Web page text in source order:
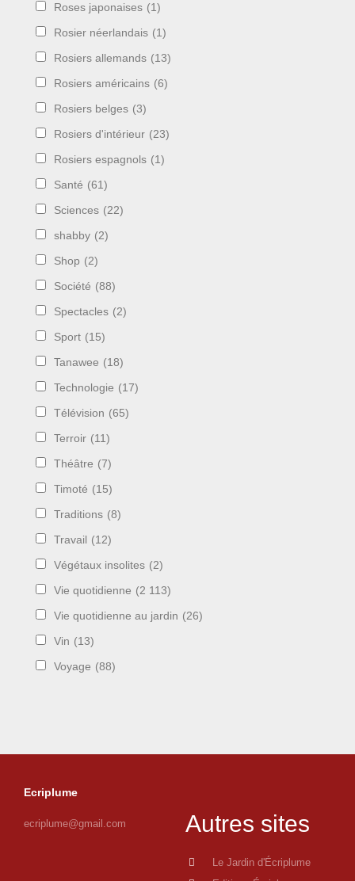
Roses japonaises (1)
Rosier néerlandais (1)
Rosiers allemands (13)
Rosiers américains (6)
Rosiers belges (3)
Rosiers d'intérieur (23)
Rosiers espagnols (1)
Santé (61)
Sciences (22)
shabby (2)
Shop (2)
Société (88)
Spectacles (2)
Sport (15)
Tanawee (18)
Technologie (17)
Télévision (65)
Terroir (11)
Théâtre (7)
Timoté (15)
Traditions (8)
Travail (12)
Végétaux insolites (2)
Vie quotidienne (2 113)
Vie quotidienne au jardin (26)
Vin (13)
Voyage (88)
Ecriplume
ecriplume@gmail.com Autres sites
Le Jardin d'Écriplume